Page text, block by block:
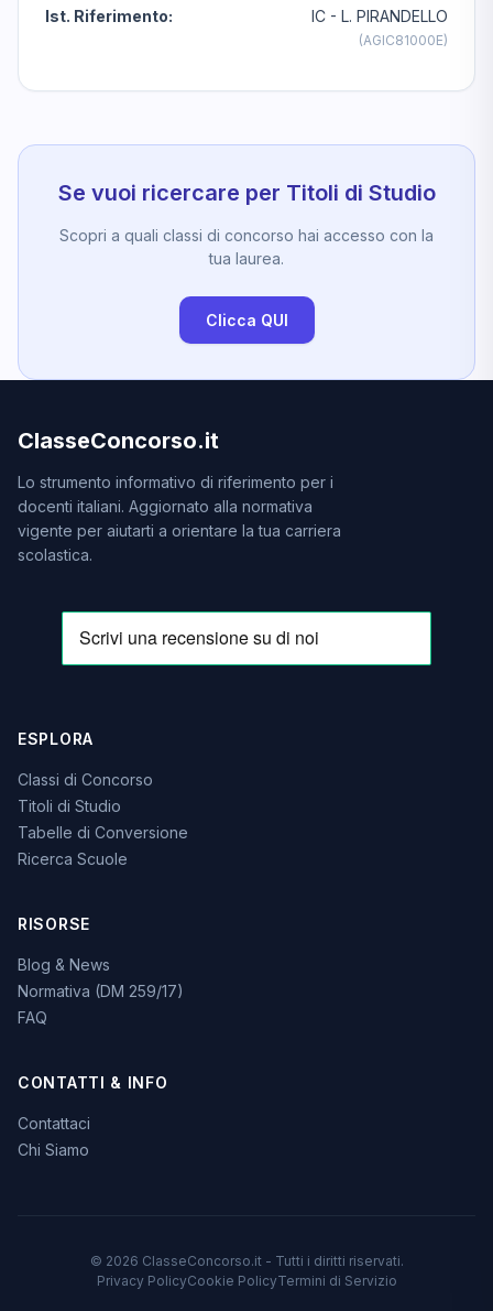
Ist. Riferimento: IC - L. PIRANDELLO
(AGIC81000E)
Se vuoi ricercare per Titoli di Studio
Scopri a quali classi di concorso hai accesso con la
tua laurea.
Clicca QUI
ClasseConcorso.it
Lo strumento informativo di riferimento per i
docenti italiani. Aggiornato alla normativa
vigente per aiutarti a orientare la tua carriera
scolastica.
ESPLORA
Classi di Concorso
Titoli di Studio
Tabelle di Conversione
Ricerca Scuole
RISORSE
Blog & News
Normativa (DM 259/17)
FAQ
CONTATTI & INFO
Contattaci
Chi Siamo
© 2026 ClasseConcorso.it - Tutti i diritti riservati.
Privacy PolicyCookie PolicyTermini di Servizio